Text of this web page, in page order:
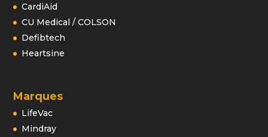
CardiAid
CU Medical / COLSON
Defibtech
Heartsine
Marques
LifeVac
Mindray